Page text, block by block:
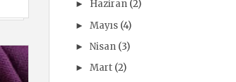
► Haziran (2)
► Mayıs (4)
► Nisan (3)
► Mart (2)